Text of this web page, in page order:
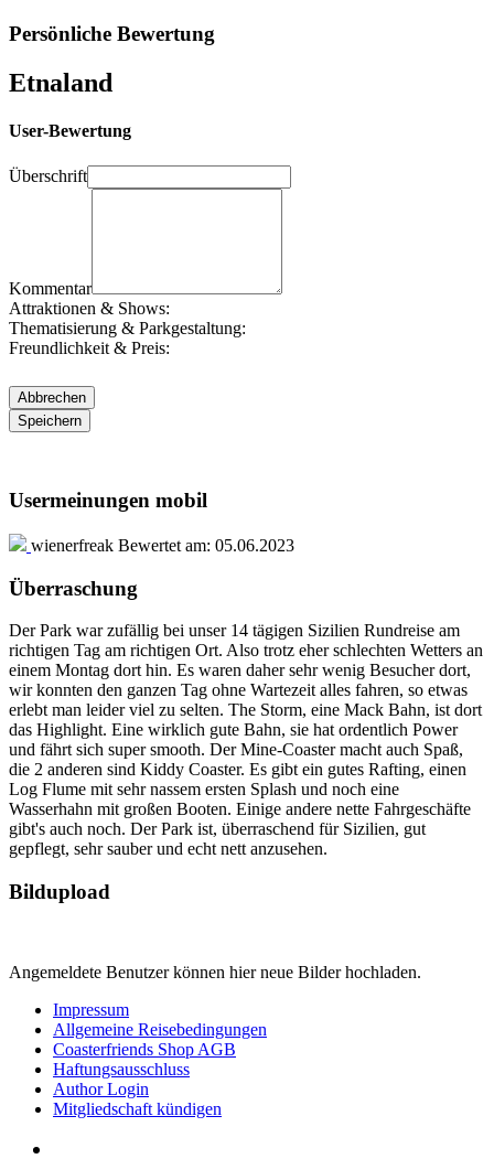
Persönliche Bewertung
Etnaland
User-Bewertung
Überschrift
Kommentar
Attraktionen & Shows:
Thematisierung & Parkgestaltung:
Freundlichkeit & Preis:
Usermeinungen mobil
wienerfreak Bewertet am: 05.06.2023
Überraschung
Der Park war zufällig bei unser 14 tägigen Sizilien Rundreise am
richtigen Tag am richtigen Ort. Also trotz eher schlechten Wetters an
einem Montag dort hin. Es waren daher sehr wenig Besucher dort,
wir konnten den ganzen Tag ohne Wartezeit alles fahren, so etwas
erlebt man leider viel zu selten. The Storm, eine Mack Bahn, ist dort
das Highlight. Eine wirklich gute Bahn, sie hat ordentlich Power
und fährt sich super smooth. Der Mine-Coaster macht auch Spaß,
die 2 anderen sind Kiddy Coaster. Es gibt ein gutes Rafting, einen
Log Flume mit sehr nassem ersten Splash und noch eine
Wasserhahn mit großen Booten. Einige andere nette Fahrgeschäfte
gibt's auch noch. Der Park ist, überraschend für Sizilien, gut
gepflegt, sehr sauber und echt nett anzusehen.
Bildupload
Angemeldete Benutzer können hier neue Bilder hochladen.
Impressum
Allgemeine Reisebedingungen
Coasterfriends Shop AGB
Haftungsausschluss
Author Login
Mitgliedschaft kündigen